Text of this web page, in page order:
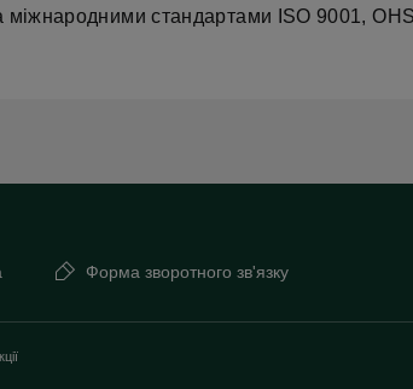
міжнародними стандартами ISO 9001,
Форма зворотного зв'язку